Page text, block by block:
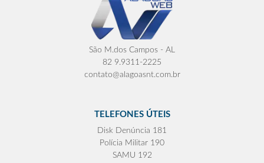
São M.dos Campos - AL
82 9.9311-2225
contato@alagoasnt.com.br
TELEFONES ÚTEIS
Disk Denúncia 181
Polícia Militar 190
SAMU 192